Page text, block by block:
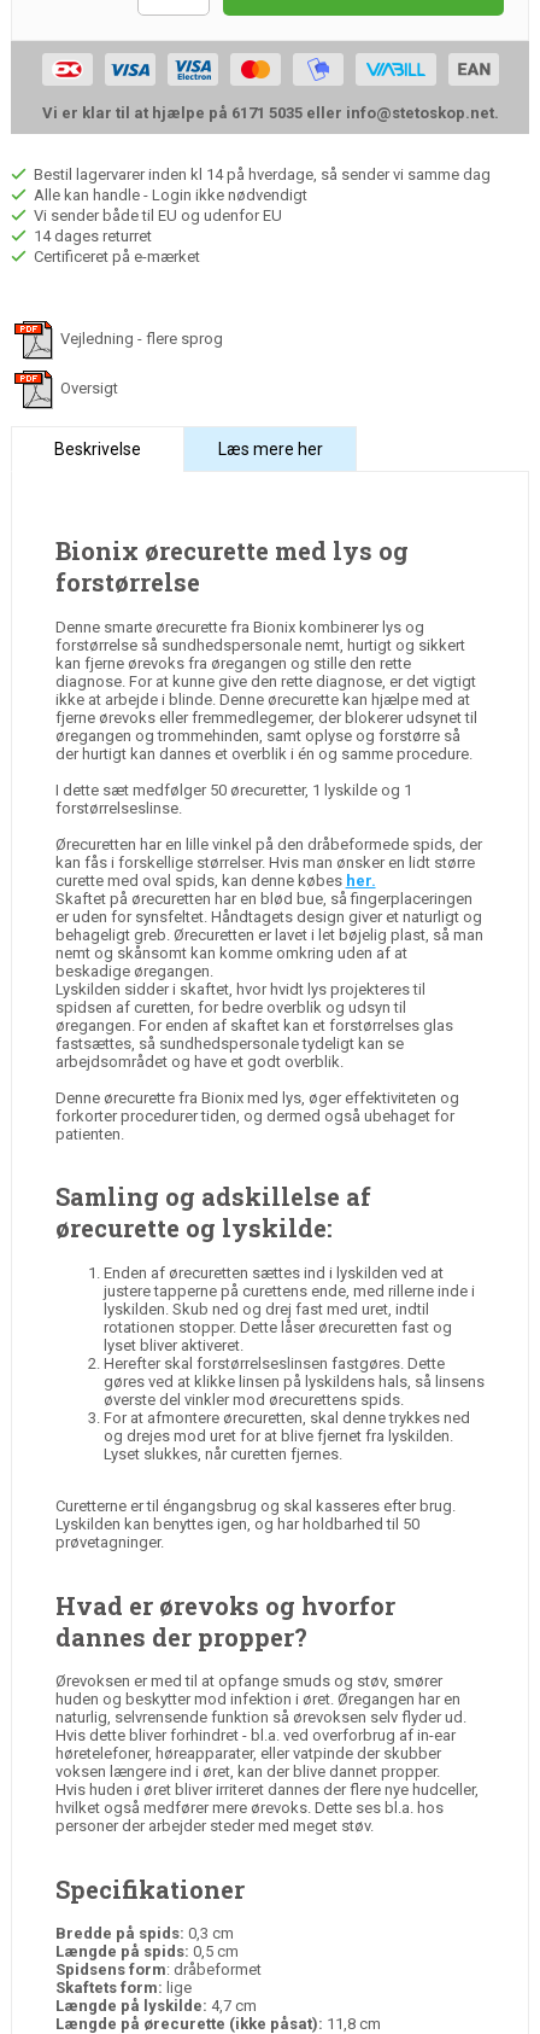
Vi er klar til at hjælpe på 6171 5035 eller info@stetoskop.net.
Bestil lagervarer inden kl 14 på hverdage, så sender vi samme dag
Alle kan handle - Login ikke nødvendigt
Vi sender både til EU og udenfor EU
14 dages returret
Certificeret på e-mærket
Vejledning - flere sprog
Oversigt
Beskrivelse Læs mere her
Bionix ørecurette med lys og
forstørrelse
Denne smarte ørecurette fra Bionix kombinerer lys og
forstørrelse så sundhedspersonale nemt, hurtigt og sikkert
kan fjerne ørevoks fra øregangen og stille den rette
diagnose. For at kunne give den rette diagnose, er det vigtigt
ikke at arbejde i blinde. Denne ørecurette kan hjælpe med at
fjerne ørevoks eller fremmedlegemer, der blokerer udsynet til
øregangen og trommehinden, samt oplyse og forstørre så
der hurtigt kan dannes et overblik i én og samme procedure.
I dette sæt medfølger 50 ørecuretter, 1 lyskilde og 1
forstørrelseslinse.
Ørecuretten har en lille vinkel på den dråbeformede spids, der
kan fås i forskellige størrelser. Hvis man ønsker en lidt større
curette med oval spids, kan denne købes her.
Skaftet på ørecuretten har en blød bue, så fingerplaceringen
er uden for synsfeltet. Håndtagets design giver et naturligt og
behageligt greb. Ørecuretten er lavet i let bøjelig plast, så man
nemt og skånsomt kan komme omkring uden af at
beskadige øregangen.
Lyskilden sidder i skaftet, hvor hvidt lys projekteres til
spidsen af curetten, for bedre overblik og udsyn til
øregangen. For enden af skaftet kan et forstørrelses glas
fastsættes, så sundhedspersonale tydeligt kan se
arbejdsområdet og have et godt overblik.
Denne ørecurette fra Bionix med lys, øger effektiviteten og
forkorter procedurer tiden, og dermed også ubehaget for
patienten.
Samling og adskillelse af
ørecurette og lyskilde:
Enden af ørecuretten sættes ind i lyskilden ved at
justere tapperne på curettens ende, med rillerne inde i
lyskilden. Skub ned og drej fast med uret, indtil
rotationen stopper. Dette låser ørecuretten fast og
lyset bliver aktiveret.
Herefter skal forstørrelseslinsen fastgøres. Dette
gøres ved at klikke linsen på lyskildens hals, så linsens
øverste del vinkler mod ørecurettens spids.
For at afmontere ørecuretten, skal denne trykkes ned
og drejes mod uret for at blive fjernet fra lyskilden.
Lyset slukkes, når curetten fjernes.
Curetterne er til éngangsbrug og skal kasseres efter brug.
Lyskilden kan benyttes igen, og har holdbarhed til 50
prøvetagninger.
Hvad er ørevoks og hvorfor
dannes der propper?
Ørevoksen er med til at opfange smuds og støv, smører
huden og beskytter mod infektion i øret. Øregangen har en
naturlig, selvrensende funktion så ørevoksen selv flyder ud.
Hvis dette bliver forhindret - bl.a. ved overforbrug af in-ear
høretelefoner, høreapparater, eller vatpinde der skubber
voksen længere ind i øret, kan der blive dannet propper.
Hvis huden i øret bliver irriteret dannes der flere nye hudceller,
hvilket også medfører mere ørevoks. Dette ses bl.a. hos
personer der arbejder steder med meget støv.
Specifikationer
Bredde på spids: 0,3 cm
Længde på spids: 0,5 cm
Spidsens form: dråbeformet
Skaftets form: lige
Længde på lyskilde: 4,7 cm
Længde på ørecurette (ikke påsat): 11,8 cm